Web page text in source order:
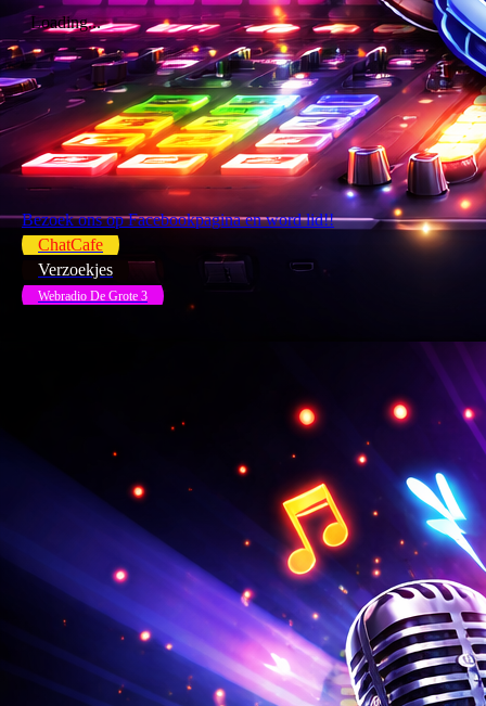
Bezoek ons op Facebookpagina en word lid!!
ChatCafe
Verzoekjes
Webradio De Grote 3